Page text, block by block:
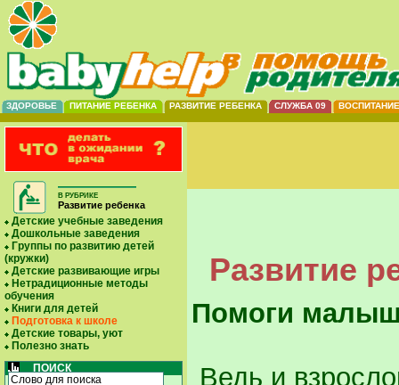
ЗДОРОВЬЕ ПИТАНИЕ РЕБЕНКА РАЗВИТИЕ РЕБЕНКА СЛУЖБА 09 ВОСПИТАНИЕ
В РУБРИКЕ
Развитие ребенка
Детские учебные заведения
Дошкольные заведения
Группы по развитию детей
(кружки)
Детские развивающие игры
Нетрадиционные методы
обучения
Книги для детей
Подготовка к школе
Детские товары, уют
Полезно знать
ПОИСК
Развитие
Помоги
Ведь и